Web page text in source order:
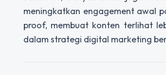
meningkatkan engagement awal
proof, membuat konten terlihat
dalam strategi digital marketing